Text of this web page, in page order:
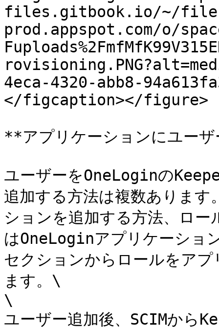
files.gitbook.io/~/
prod.appspot.com/o/
4eca-4320-abb8-
</figcaption></figure>
**アプリケーションにユー
ユーザーをOneLoginの
追加する方法は複数ありま
ションを追加する方法、ロ
はOneLoginアプリケーシ
セクションからロールをア
ます。\
\
ユーザー追加後、SCIMから